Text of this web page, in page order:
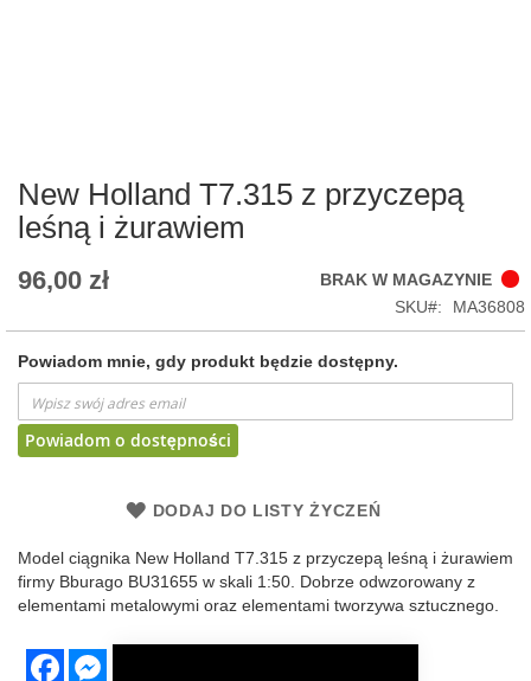
the
images
New Holland T7.315 z przyczepą
leśną i żurawiem
96,00 zł
BRAK W MAGAZYNIE
SKU
MA36808
Powiadom mnie, gdy produkt będzie dostępny.
Powiadom o dostępności
DODAJ DO LISTY ŻYCZEŃ
Model ciągnika New Holland T7.315 z przyczepą leśną i żurawiem
firmy Bburago BU31655 w skali 1:50. Dobrze odwzorowany z
elementami metalowymi oraz elementami tworzywa sztucznego.
Facebook